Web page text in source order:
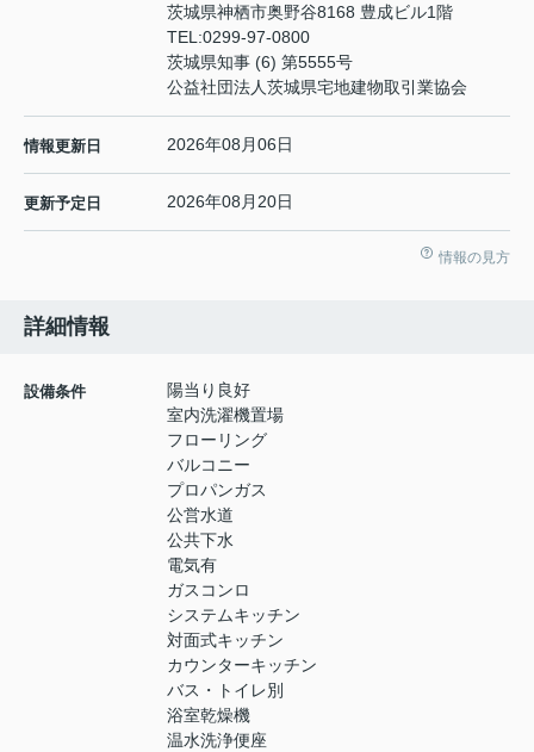
茨城県神栖市奥野谷8168 豊成ビル1階
TEL:0299-97-0800
茨城県知事 (6) 第5555号
公益社団法人茨城県宅地建物取引業協会
情報更新日 2026年08月06日
更新予定日 2026年08月20日
情報の見方
詳細情報
設備条件
陽当り良好
室内洗濯機置場
フローリング
バルコニー
プロパンガス
公営水道
公共下水
電気有
ガスコンロ
システムキッチン
対面式キッチン
カウンターキッチン
バス・トイレ別
浴室乾燥機
温水洗浄便座